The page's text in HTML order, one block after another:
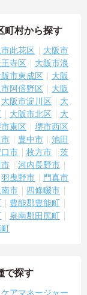
町村から探す
此花区
大阪市
寺区
大阪市浪
阪市東成区
大阪
阿倍野区
大阪
大阪市淀川区
大
大阪市北区
大
東区
堺市西区
豊中市
池田
市 枚方市
茨
河内長野市
羽曳野市
門真市
南市
四條畷市
豊能郡豊能町
泉南郡田尻町
で探す
ケアマネージャー